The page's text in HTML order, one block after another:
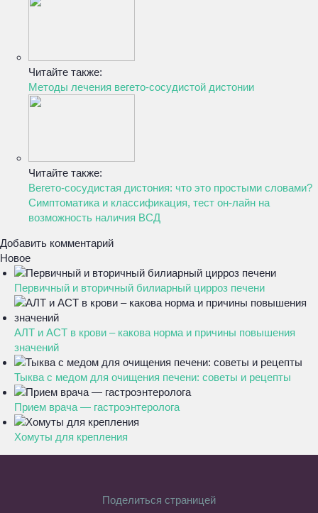
Читайте также:
Методы лечения вегето-сосудистой дистонии
Читайте также:
Вегето-сосудистая дистония: что это простыми словами?
Симптоматика и классификация, тест он-лайн на
возможность наличия ВСД
Добавить комментарий
Новое
Первичный и вторичный билиарный цирроз печени
АЛТ и АСТ в крови – какова норма и причины повышения
значений
Тыква с медом для очищения печени: советы и рецепты
Прием врача — гастроэнтеролога
Хомуты для крепления
Поделиться страницей